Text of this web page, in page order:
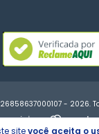
sitevocê aceita o
- 2026.